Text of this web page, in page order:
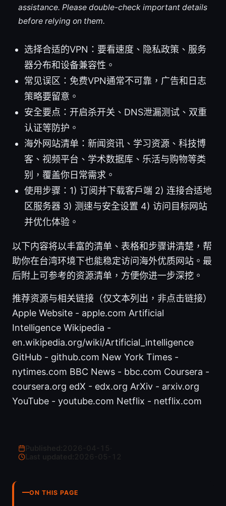
assistance. Please double-check important details
before relying on them.
选择合适的VPN：要看速度、隐私政策、服务
器分布和设备兼容性。
常见误区：免费VPN通常不可靠，广告和日志
策略要留意。
安全要点：开启杀开关、DNS泄漏测试、双重
认证等防护。
海外网站清单：新闻资讯、学习资源、科技博
客、视频平台、学术数据库、乐活与购物等类
别，覆盖你日常需求。
使用步骤：1) 订阅并下载客户端 2) 连接合适地
区服务器 3) 测速与安全设置 4) 访问目标网站
并优化体验。
以下内容将以丰富的清单、表格和步骤讲清楚，帮
助你在台湾环境下也能稳定访问海外优质网站。最
后附上可参考的资源清单，方便你进一步深挖。
推荐资源与相关链接（仅文本列出，非点击链接）
Apple Website - apple.com Artificial
Intelligence Wikipedia -
en.wikipedia.org/wiki/Artificial_intelligence
GitHub - github.com New York Times -
nytimes.com BBC News - bbc.com Coursera -
coursera.org edX - edx.org ArXiv - arxiv.org
YouTube - youtube.com Netflix - netflix.com
Last updated:
ON THIS PAGE